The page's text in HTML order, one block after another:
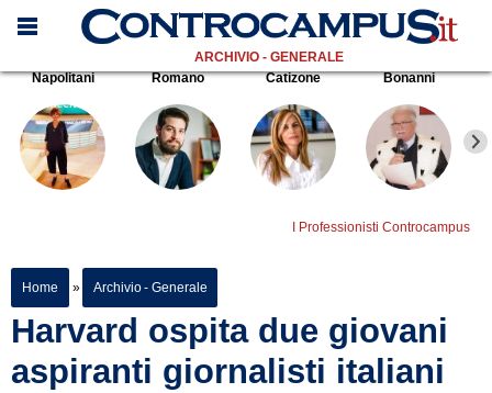
ARCHIVIO - GENERALE
Napolitani
Romano Catizone Bonanni
I Professionisti Controcampus
Home » Archivio - Generale
Harvard ospita due giovani
aspiranti giornalisti italiani